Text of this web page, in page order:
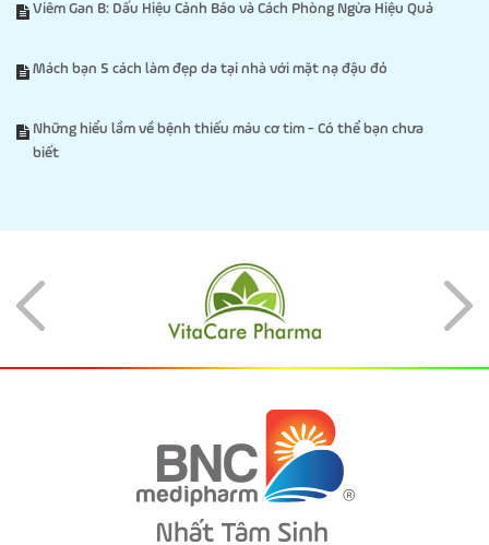
Viêm Gan B: Dấu Hiệu Cảnh Báo và Cách Phòng Ngừa Hiệu Quả
Mách bạn 5 cách làm đẹp da tại nhà với mặt nạ đậu đỏ
Những hiểu lầm về bệnh thiếu máu cơ tim - Có thể bạn chưa
biết